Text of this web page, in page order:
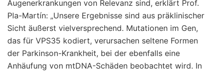
Augenerkrankungen von Relevanz sind, erklärt Prof.
Pla-Martín: „Unsere Ergebnisse sind aus präklinischer
Sicht äußerst vielversprechend. Mutationen im Gen,
das für VPS35 kodiert, verursachen seltene Formen
der Parkinson-Krankheit, bei der ebenfalls eine
Anhäufung von mtDNA-Schäden beobachtet wird. In